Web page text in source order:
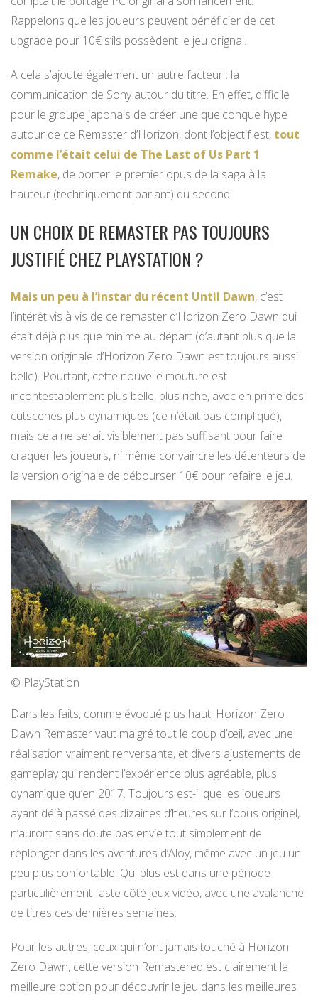
Rappelons que les joueurs peuvent bénéficier de cet
upgrade pour 10€ s’ils possèdent le jeu orignal.
A cela s’ajoute également un autre facteur : la
communication de Sony autour du titre. En effet, difficile
pour le groupe japonais de créer une quelconque hype
autour de ce Remaster d’Horizon, dont l’objectif est, tout
comme l’était celui de The Last of Us Part 1
Remake, de porter le premier opus de la saga à la
hauteur (techniquement parlant) du second.
UN CHOIX DE REMASTER PAS TOUJOURS
JUSTIFIÉ CHEZ PLAYSTATION ?
Mais un peu à l’instar du récent Until Dawn, c’est
l’intérêt vis à vis de ce remaster d’Horizon Zero Dawn qui
était déjà plus que minime au départ (d’autant plus que la
version originale d’Horizon Zero Dawn est toujours aussi
belle). Pourtant, cette nouvelle mouture est
incontestablement plus belle, plus riche, avec en prime des
cutscenes plus dynamiques (ce n’était pas compliqué),
mais cela ne serait visiblement pas suffisant pour faire
craquer les joueurs, ni même convaincre les détenteurs de
la version originale de débourser 10€ pour refaire le jeu.
© PlayStation
Dans les faits, comme évoqué plus haut, Horizon Zero
Dawn Remaster vaut malgré tout le coup d’œil, avec une
réalisation vraiment renversante, et divers ajustements de
gameplay qui rendent l’expérience plus agréable, plus
dynamique qu’en 2017. Toujours est-il que les joueurs
ayant déjà passé des dizaines d’heures sur l’opus originel,
n’auront sans doute pas envie tout simplement de
replonger dans les aventures d’Aloy, même avec un jeu un
peu plus confortable. Qui plus est dans une période
particulièrement faste côté jeux vidéo, avec une avalanche
de titres ces dernières semaines.
Pour les autres, ceux qui n’ont jamais touché à Horizon
Zero Dawn, cette version Remastered est clairement la
meilleure option pour découvrir le jeu dans les meilleures